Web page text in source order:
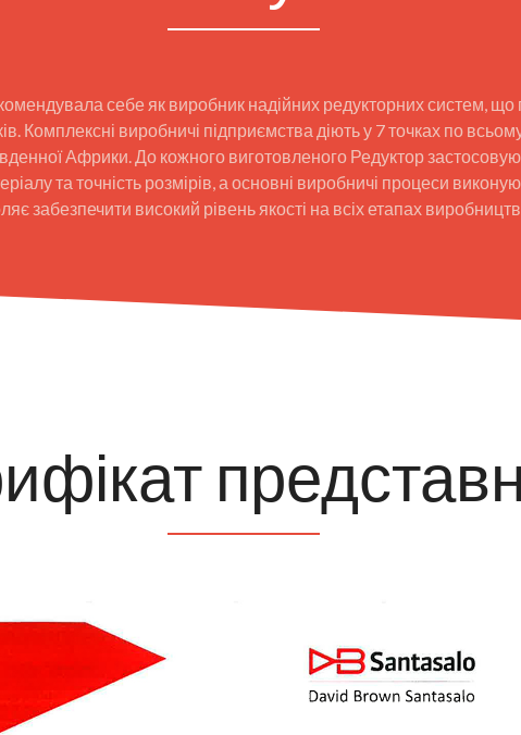
себе як виробник надійних редукторних систем, що
Комплексні виробничі підприємства діють у 7 точках по
Африки. До кожного виготовленого Редуктор
та точність розмірів, а основні виробничі процеси
забезпечити високий рівень якості на всіх етапах